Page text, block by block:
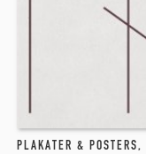
PLAKATER & POSTERS,